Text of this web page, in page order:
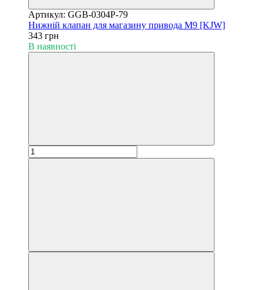
Артикул: GGB-0304P-79
Нижній клапан для магазину привода M9 [KJW]
343 грн
В наявності